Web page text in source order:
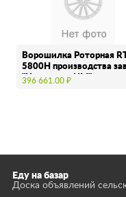
Ворошилка Роторная
5800H производства
"Навигатор НМ" …
396 661.00 ₽
Еду на базар
Доска объявлений